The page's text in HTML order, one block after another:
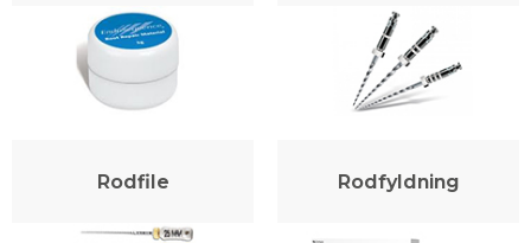
Rodfile Rodfyldning